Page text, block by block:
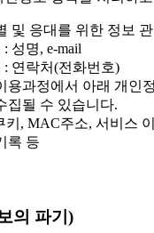
및 응대를 위한 정보 관
: 성명, e-mail
: 연락처(전화번호)
용과정에서 아래 개인
집될 수 있습니다.
키, MAC주소, 서비스
록 등
의 파기)